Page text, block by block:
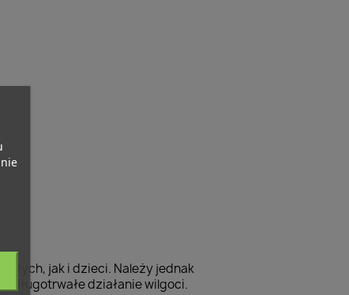
jak i dzieci. Należy jednak
długotrwałe działanie wilgoci.